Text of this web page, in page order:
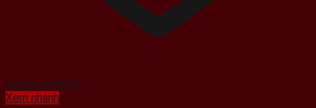
Add to wishlist
Xem nhanh